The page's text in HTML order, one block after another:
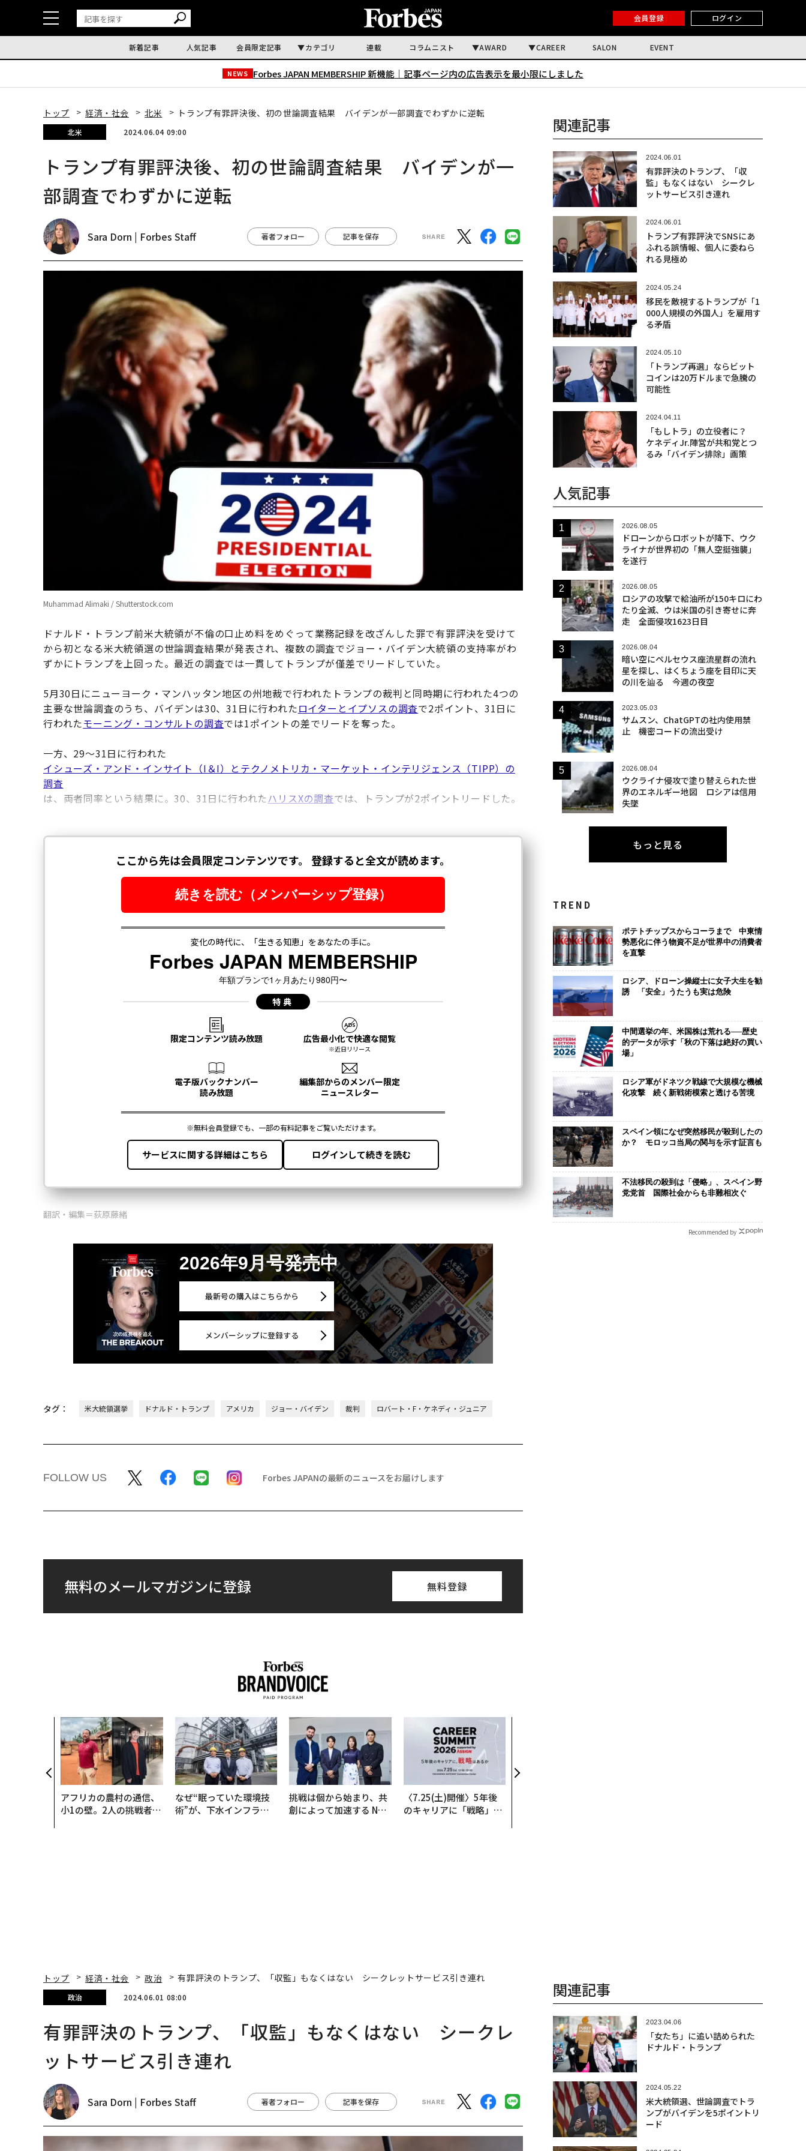
会員登録 ログイン
新着記事 人気記事 会員限定記事 カテゴリ 連載 コラムニスト AWARD CAREER SALON EVENT
NEWS Forbes JAPAN MEMBERSHIP 新機能｜ 記事ページ内の広告表示を最小限にしました
トップ 経済・社会 北米 トランプ有罪評決後、初の世論調査結果 バイデンが一部調査でわずかに逆転
北米 2024.06.04 09:00
トランプ有罪評決後、初の世論調査結果 バイデンが一
部調査でわずかに逆転
Sara Dorn | Forbes Staff 著者フォロー 記事を保存
Muhammad Alimaki / Shutterstock.com
ドナルド・トランプ前米大統領が不倫の口止め料をめぐって業務記録を改ざんした罪で有罪評決を受けて
から初となる米大統領選の世論調査結果が発表され、複数の調査でジョー・バイデン大統領の支持率がわ
ずかにトランプを上回った。最近の調査では一貫してトランプが僅差でリードしていた。
5月30日にニューヨーク・マンハッタン地区の州地裁で行われたトランプの裁判と同時期に行われた4つの
主要な世論調査のうち、バイデンは30、31日に行われたロイターとイプソスの調査で2ポイント、31日に
行われたモーニング・コンサルトの調査では1ポイントの差でリードを奪った。
一方、29～31日に行われた
イシューズ・アンド・インサイト（I＆I）とテクノメトリカ・マーケット・インテリジェンス（TIPP）の
調査
は、両者同率という結果に。30、31日に行われたハリスXの調査では、トランプが2ポイントリードした。
翻訳・編集＝荻原藤緒
2026年9月号発売中
最新号の購入はこちらから
メンバーシップに登録する
タグ： 米大統領選挙 ドナルド・トランプ アメリカ ジョー・バイデン 裁判 ロバート・F・ケネディ・ジュニア
FOLLOW US Forbes JAPANの最新のニュースをお届けします
無料のメールマガジンに登録 無料登録
アフリカの農村の通信、
小1の壁。2人の挑戦者が
なぜ“眠っていた環境技
術”が、下水インフラを
挑戦は個から始まり、共
創によって加速する NOR
〈7.25(土)開催〉5年後
のキャリアに「戦略」は
関連記事
2024.06.01
有罪評決のトランプ、「収
監」もなくはない シークレ
ットサービス引き連れ
2024.06.01
トランプ有罪評決でSNSにあ
ふれる誤情報、個人に委ねら
れる見極め
2024.05.24
移民を敵視するトランプが「1
000人規模の外国人」を雇用す
る矛盾
2024.05.10
「トランプ再選」ならビット
コインは20万ドルまで急騰の
可能性
2024.04.11
「もしトラ」の立役者に？
ケネディJr.陣営が共和党とつ
るみ「バイデン排除」画策
人気記事
2026.08.05
ドローンからロボットが降下、ウク
ライナが世界初の「無人空挺強襲」
を遂行
2026.08.05
ロシアの攻撃で給油所が150キロにわ
たり全滅、ウは米国の引き寄せに奔
走 全面侵攻1623日目
2026.08.04
暗い空にペルセウス座流星群の流れ
星を探し、はくちょう座を目印に天
の川を辿る 今週の夜空
2023.05.03
サムスン、ChatGPTの社内使用禁
止 機密コードの流出受け
2026.08.04
ウクライナ侵攻で塗り替えられた世
界のエネルギー地図 ロシアは信用
失墜
もっと見る
TREND
ポテトチップスからコーラまで 中東情
勢悪化に伴う物資不足が世界中の消費者
を直撃
ロシア、ドローン操縦士に女子大生を勧
誘 「安全」うたうも実は危険
中間選挙の年、米国株は荒れる──歴史
的データが示す「秋の下落は絶好の買い
場」
ロシア軍がドネツク戦線で大規模な機械
化攻撃 続く新戦術模索と透ける苦境
スペイン領になぜ突然移民が殺到したの
か？ モロッコ当局の関与を示す証言も
不法移民の殺到は「侵略」、スペイン野
党党首 国際社会からも非難相次ぐ
Recommended by
トップ 経済・社会 政治 有罪評決のトランプ、「収監」もなくはない シークレットサービス引き連れ
政治 2024.06.01 08:00
有罪評決のトランプ、「収監」もなくはない シークレ
ットサービス引き連れ
Sara Dorn | Forbes Staff 著者フォロー 記事を保存
関連記事
2023.04.06
「女たち」に追い詰められた
ドナルド・トランプ
2024.05.22
米大統領選、世論調査でトラ
ンプがバイデンを5ポイントリ
ード